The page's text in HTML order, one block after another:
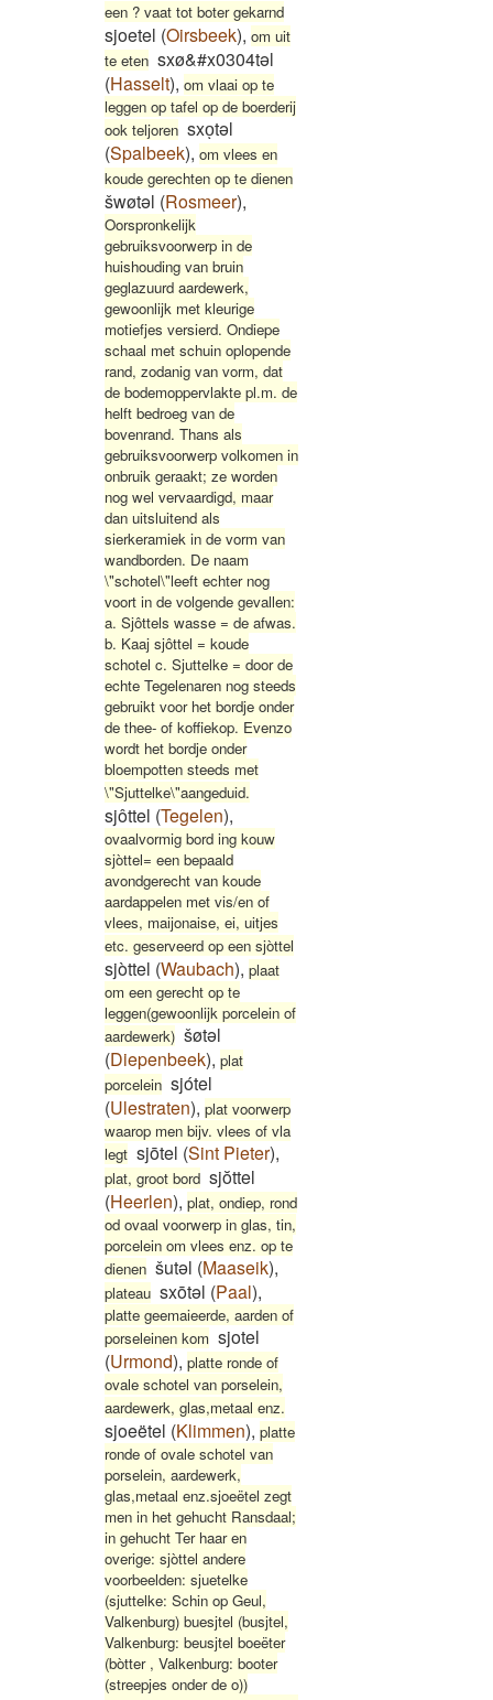
een ? vaat tot boter gekarnd
sjoetel (Oirsbeek), om uit
te eten sxø&#x0304təl
(Hasselt), om vlaai op te
leggen op tafel op de boerderij
ook teljoren sxoͅtəl
(Spalbeek), om vlees en
koude gerechten op te dienen
šwøtəl (Rosmeer),
Oorspronkelijk
gebruiksvoorwerp in de
huishouding van bruin
geglazuurd aardewerk,
gewoonlijk met kleurige
motiefjes versierd. Ondiepe
schaal met schuin oplopende
rand, zodanig van vorm, dat
de bodemoppervlakte pl.m. de
helft bedroeg van de
bovenrand. Thans als
gebruiksvoorwerp volkomen in
onbruik geraakt; ze worden
nog wel vervaardigd, maar
dan uitsluitend als
sierkeramiek in de vorm van
wandborden. De naam
\"schotel\"leeft echter nog
voort in de volgende gevallen:
a. Sjôttels wasse = de afwas.
b. Kaaj sjôttel = koude
schotel c. Sjuttelke = door de
echte Tegelenaren nog steeds
gebruikt voor het bordje onder
de thee- of koffiekop. Evenzo
wordt het bordje onder
bloempotten steeds met
\"Sjuttelke\"aangeduid.
sjôttel (Tegelen),
ovaalvormig bord ing kouw
sjòttel= een bepaald
avondgerecht van koude
aardappelen met vis/en of
vlees, maijonaise, ei, uitjes
etc. geserveerd op een sjòttel
sjòttel (Waubach), plaat
om een gerecht op te
leggen(gewoonlijk porcelein of
aardewerk) šøtəl
(Diepenbeek), plat
porcelein sjótel
(Ulestraten), plat voorwerp
waarop men bijv. vlees of vla
legt sjōtel (Sint Pieter),
plat, groot bord sjŏttel
(Heerlen), plat, ondiep, rond
od ovaal voorwerp in glas, tin,
porcelein om vlees enz. op te
dienen šutəl (Maaseik),
plateau sxōtəl (Paal),
platte geemaieerde, aarden of
porseleinen kom sjotel
(Urmond), platte ronde of
ovale schotel van porselein,
aardewerk, glas,metaal enz.
sjoeëtel (Klimmen), platte
ronde of ovale schotel van
porselein, aardewerk,
glas,metaal enz.sjoeëtel zegt
men in het gehucht Ransdaal;
in gehucht Ter haar en
overige: sjòttel andere
voorbeelden: sjuetelke
(sjuttelke: Schin op Geul,
Valkenburg) buesjtel (busjtel,
Valkenburg: beusjtel boeëter
(bòtter , Valkenburg: booter
(streepjes onder de o))